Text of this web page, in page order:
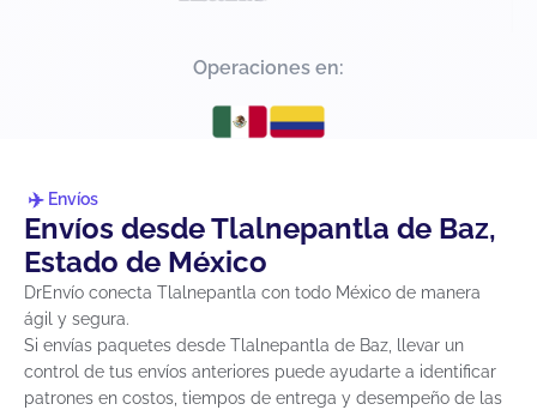
Operaciones en:
Envíos
Envíos desde Tlalnepantla de Baz,
Estado de México
DrEnvío conecta Tlalnepantla con todo México de manera
ágil y segura.
Si envías paquetes desde Tlalnepantla de Baz, llevar un
control de tus envíos anteriores puede ayudarte a identificar
patrones en costos, tiempos de entrega y desempeño de las